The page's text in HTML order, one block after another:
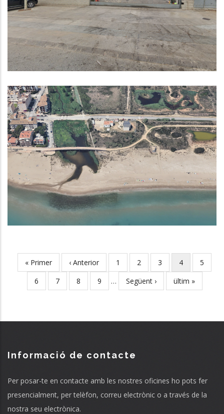
DILLUNS 9 DE MARÇ
Medi
Contractació Pública: Redacció
Del Projecte I Execució De Les
Obres De Substitució Del Tram
Terrestre De L'emissari De L'EB
Madrigueres
Medi,P. econòmica
Pagination
First
page
« Primer
Previous
page
‹ Anterior Page
1 Page
2 Page
3
Current
page
4 Page
5
Page
6 Page
7 Page
8 Page
9 …
Next
Següent ›
Last
ültim »
Informació de contacte
Per posar-te en contacte amb les nostres oficines ho pots fer
presencialment, per telèfon, correu electrònic o a través de la
nostra seu electrònica.